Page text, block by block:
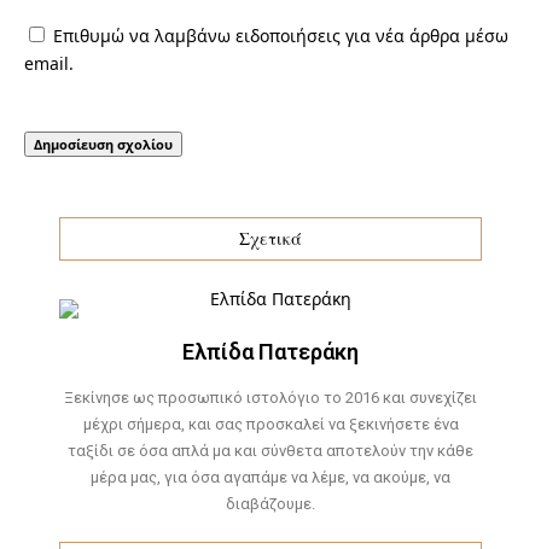
Επιθυμώ να λαμβάνω ειδοποιήσεις για νέα άρθρα μέσω
email.
Σχετικά
Ελπίδα Πατεράκη
Ξεκίνησε ως προσωπικό ιστολόγιο το 2016 και συνεχίζει
μέχρι σήμερα, και σας προσκαλεί να ξεκινήσετε ένα
ταξίδι σε όσα απλά μα και σύνθετα αποτελούν την κάθε
μέρα μας, για όσα αγαπάμε να λέμε, να ακούμε, να
διαβάζουμε.